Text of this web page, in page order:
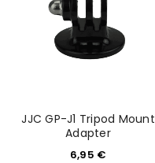
JJC GP-J1 Tripod Mount
Adapter
6,95 €